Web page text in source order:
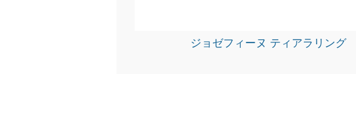
ジョゼフィーヌ ティアラリング